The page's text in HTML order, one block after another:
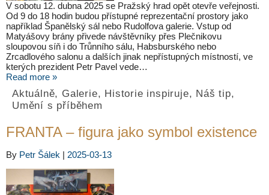
V sobotu 12. dubna 2025 se Pražský hrad opět otevře veřejnosti.
Od 9 do 18 hodin budou přístupné reprezentační prostory jako
například Španělský sál nebo Rudolfova galerie. Vstup od
Matyášovy brány přivede návštěvníky přes Plečnikovu
sloupovou síň i do Trůnního sálu, Habsburského nebo
Zrcadlového salonu a dalších jinak nepřístupných místností, ve
kterých prezident Petr Pavel vede…
Read more »
Aktuálně, Galerie, Historie inspiruje, Náš tip,
Umění s příběhem
FRANTA – figura jako symbol existence
By Petr Šálek | 2025-03-13